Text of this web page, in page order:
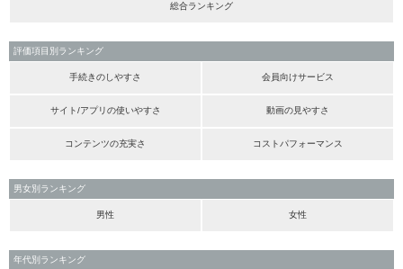
総合ランキング
評価項目別ランキング
手続きのしやすさ 会員向けサービス
サイト/アプリの使いやすさ 動画の見やすさ
コンテンツの充実さ コストパフォーマンス
男女別ランキング
男性 女性
年代別ランキング